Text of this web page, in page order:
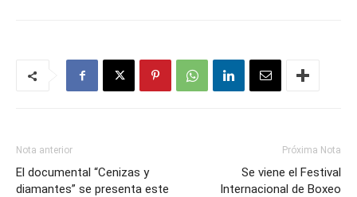
Nota anterior
El documental “Cenizas y
diamantes” se presenta este
Próxima Nota
Se viene el Festival
Internacional de Boxeo